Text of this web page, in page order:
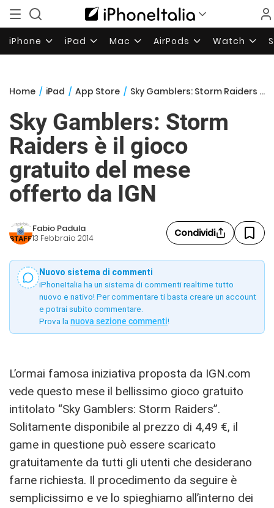
iPhone iPad Mac AirPods Watch
Home / iPad / App Store / Sky Gamblers: Storm Raiders è il gioco gratuito del mese offerto da IGN
Sky Gamblers: Storm
Raiders è il gioco
gratuito del mese
offerto da IGN
Fabio Padula
13 Febbraio 2014 Condividi
Nuovo sistema di commenti
iPhoneItalia ha un sistema di commenti realtime tutto
nuovo e nativo! Per commentare ti basta creare un account
e potrai subito commentare.
Prova la nuova sezione commenti!
L’ormai famosa iniziativa proposta da IGN.com
vede questo mese il bellissimo gioco gratuito
intitolato “Sky Gamblers: Storm Raiders”.
Solitamente disponibile al prezzo di 4,49 €, il
game in questione può essere scaricato
gratuitamente da tutti gli utenti che desiderano
farne richiesta. Il procedimento da seguire è
semplicissimo e ve lo spieghiamo all’interno dei